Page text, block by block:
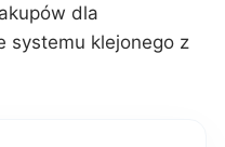
dla
systemu klejonego z